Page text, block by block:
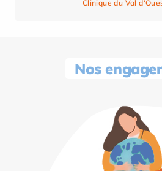
Clinique du Val
Nos